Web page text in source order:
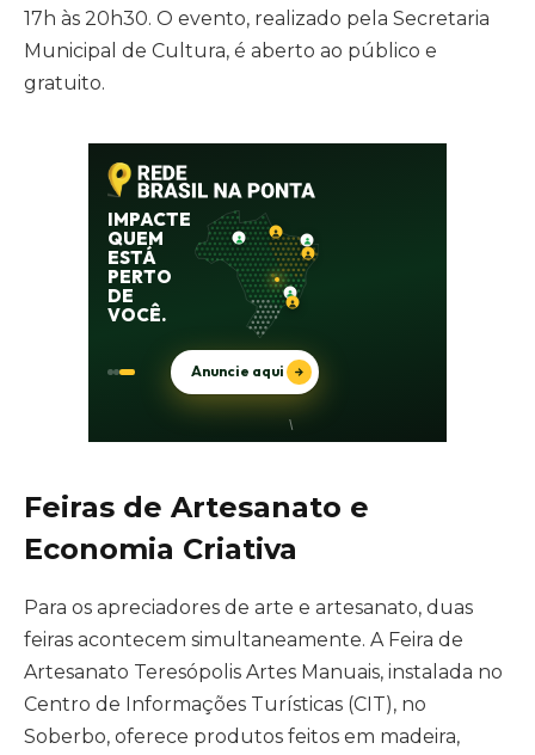
17h às 20h30. O evento, realizado pela Secretaria
Municipal de Cultura, é aberto ao público e
gratuito.
Feiras de Artesanato e
Economia Criativa
Para os apreciadores de arte e artesanato, duas
feiras acontecem simultaneamente. A Feira de
Artesanato Teresópolis Artes Manuais, instalada no
Centro de Informações Turísticas (CIT), no
Soberbo, oferece produtos feitos em madeira,